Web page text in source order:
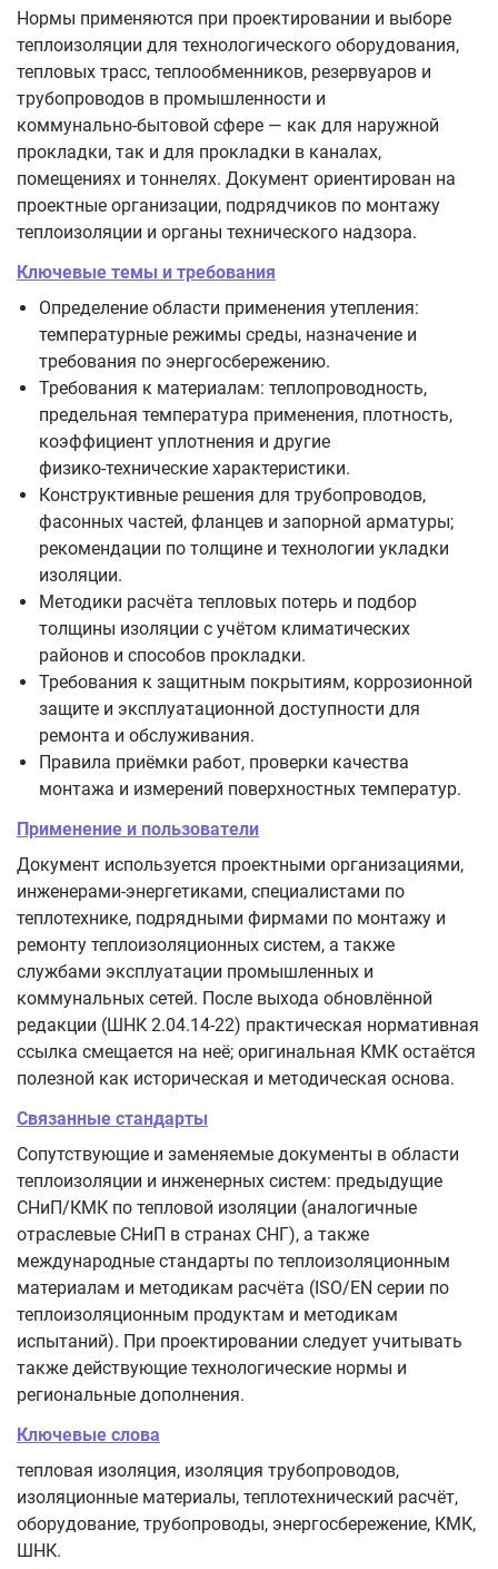
Нормы применяются при проектировании и выборе
теплоизоляции для технологического оборудования,
тепловых трасс, теплообменников, резервуаров и
трубопроводов в промышленности и
коммунально‑бытовой сфере — как для наружной
прокладки, так и для прокладки в каналах,
помещениях и тоннелях. Документ ориентирован на
проектные организации, подрядчиков по монтажу
теплоизоляции и органы технического надзора.
Ключевые темы и требования
Определение области применения утепления:
температурные режимы среды, назначение и
требования по энергосбережению.
Требования к материалам: теплопроводность,
предельная температура применения, плотность,
коэффициент уплотнения и другие
физико‑технические характеристики.
Конструктивные решения для трубопроводов,
фасонных частей, фланцев и запорной арматуры;
рекомендации по толщине и технологии укладки
изоляции.
Методики расчёта тепловых потерь и подбор
толщины изоляции с учётом климатических
районов и способов прокладки.
Требования к защитным покрытиям, коррозионной
защите и эксплуатационной доступности для
ремонта и обслуживания.
Правила приёмки работ, проверки качества
монтажа и измерений поверхностных температур.
Применение и пользователи
Документ используется проектными организациями,
инженерами‑энергетиками, специалистами по
теплотехнике, подрядными фирмами по монтажу и
ремонту теплоизоляционных систем, а также
службами эксплуатации промышленных и
коммунальных сетей. После выхода обновлённой
редакции (ШНК 2.04.14-22) практическая нормативная
ссылка смещается на неё; оригинальная КМК остаётся
полезной как историческая и методическая основа.
Связанные стандарты
Сопутствующие и заменяемые документы в области
теплоизоляции и инженерных систем: предыдущие
СНиП/КМК по тепловой изоляции (аналогичные
отраслевые СНиП в странах СНГ), а также
международные стандарты по теплоизоляционным
материалам и методикам расчёта (ISO/EN серии по
теплоизоляционным продуктам и методикам
испытаний). При проектировании следует учитывать
также действующие технологические нормы и
региональные дополнения.
Ключевые слова
тепловая изоляция, изоляция трубопроводов,
изоляционные материалы, теплотехнический расчёт,
оборудование, трубопроводы, энергосбережение, КМК,
ШНК.